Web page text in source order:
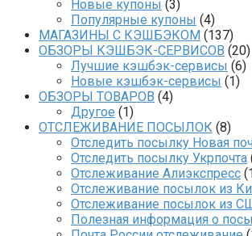
Новые купоны (3)
Популярные купоны (4)
МАГАЗИНЫ С КЭШБЭКОМ (137)
ОБЗОРЫ КЭШБЭК-СЕРВИСОВ (20)
Лучшие кэшбэк-сервисы (6)
Новые кэшбэк-сервисы (1)
ОБЗОРЫ ТОВАРОВ (4)
Другое (1)
ОТСЛЕЖИВАНИЕ ПОСЫЛОК (8)
Отследить посылку Новая
Отследить посылку Укрпочта
Отслеживание Алиэкспресс
Отслеживание посылок из
Отслеживание посылок из
Полезная информация о